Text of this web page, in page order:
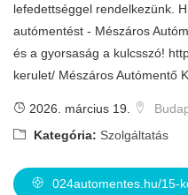
lefedettséggel rendelkezünk.
autómentést - Mészáros
és a gyorsaság a kulcsszó!
kerulet/ Mészáros Autómentő
2026. március 19.
Kategória: Szolgáltatás
024automentes.hu/15-